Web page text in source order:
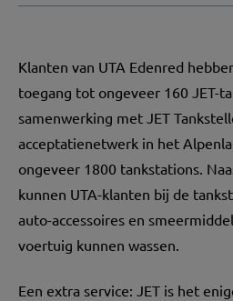
Klanten van UTA Edenred
toegang tot ongeveer 160 JET-
samenwerking met JET
acceptatienetwerk in het
ongeveer 1800 tankstations.
kunnen UTA-klanten bij de
auto-accessoires en
voertuig kunnen wassen.
Een extra service: JET is het